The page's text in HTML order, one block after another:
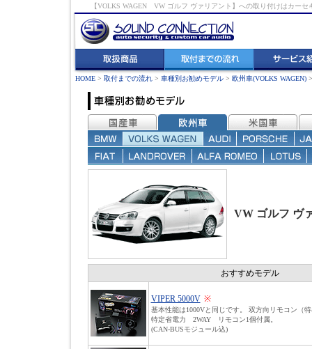
【VOLKS WAGEN VW ゴルフ ヴァリアント】への取り付けはカー
HOME > 取付までの流れ > 車種別お勧めモデル > 欧州車(VOLKS WAGEN)
VW ゴルフ ヴ
おすすめモデル
VIPER 5000V ※
基本性能は1000Vと同じです。 双方向リモコン（
特定省電力 2WAY リモコン1個付属。
(CAN-BUSモジュール込)